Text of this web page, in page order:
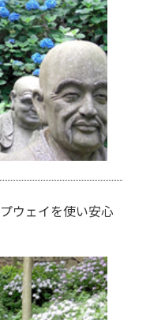
ウェイを使い安心